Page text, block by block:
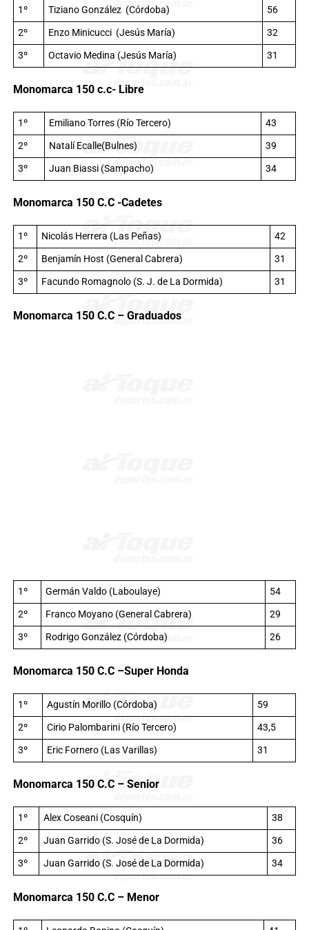
1º Tiziano González (Córdoba)
56
2º
Enzo Minicucci (Jesús María)
32
3º
Octavio Medina (Jesús María) 31
Monomarca 150 c.c- Libre
1º Emiliano Torres (Río Tercero)
43
2º
Natalí Ecalle(Bulnes)
39
3º
Juan Biassi (Sampacho) 34
Monomarca 150 C.C -Cadetes
1º Nicolás Herrera (Las Peñas)
42
2º
Benjamín Host (General Cabrera)
31
3º
Facundo Romagnolo (S. J. de La Dormida) 31
Monomarca 150 C.C – Graduados
1º Germán Valdo (Laboulaye)
54
2º
Franco Moyano (General Cabrera)
29
3º
Rodrigo González (Córdoba) 26
Monomarca 150 C.C –Super Honda
1º Agustín Morillo (Córdoba)
59
2º
Cirio Palombarini (Río Tercero)
43,5
3º
Eric Fornero (Las Varillas) 31
Monomarca 150 C.C – Senior
1º Alex Coseani (Cosquín)
38
2º
Juan Garrido (S. José de La Dormida)
36
3º
Juan Garrido (S. José de La Dormida) 34
Monomarca 150 C.C – Menor